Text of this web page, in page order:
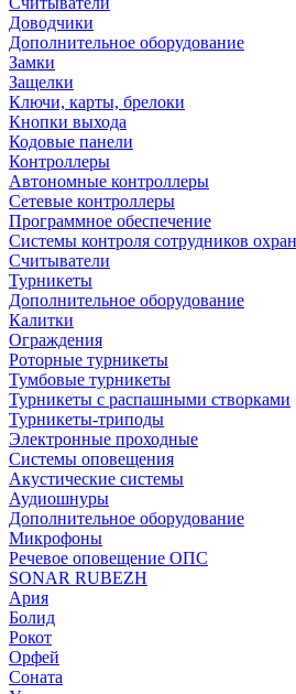
Доводчики
Дополнительное оборудование
Замки
Защелки
Ключи, карты, брелоки
Кнопки выхода
Кодовые панели
Контроллеры
Автономные контроллеры
Сетевые контроллеры
Программное обеспечение
Системы контроля сотрудников
Считыватели
Турникеты
Дополнительное оборудование
Калитки
Ограждения
Роторные турникеты
Тумбовые турникеты
Турникеты с распашными створками
Турникеты-триподы
Электронные проходные
Системы оповещения
Акустические системы
Аудиошнуры
Дополнительное оборудование
Микрофоны
Речевое оповещение ОПС
SONAR RUBEZH
Ария
Болид
Рокот
Орфей
Соната